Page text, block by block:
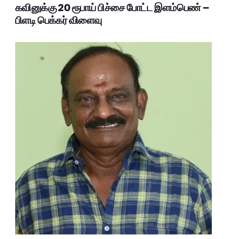
கவினுக்கு 20 ரூபாய் பிச்சை போட்ட இளம்பெண் –
பிளடி பெக்கர் விளைவு